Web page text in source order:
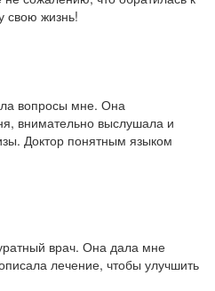
свою жизнь!
вопросы мне. Она
внимательно выслушала и
Доктор понятным языком
врач. Она дала мне
лечение, чтобы улучшить